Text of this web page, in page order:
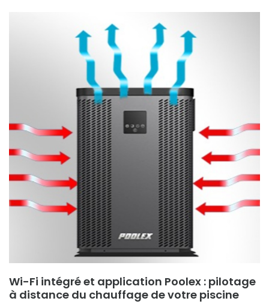
Wi-Fi intégré et application Poolex : pilotage
à distance du chauffage de votre piscine